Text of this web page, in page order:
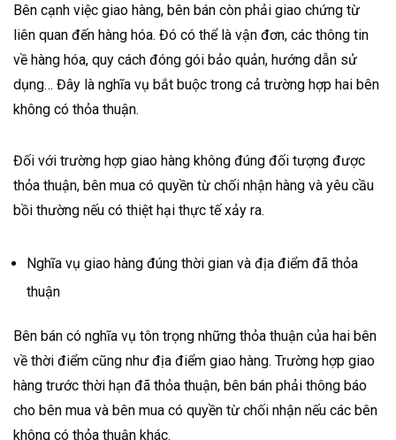
Bên cạnh việc giao hàng, bên bán còn phải giao chứng từ
liên quan đến hàng hóa. Đó có thể là vận đơn, các thông tin
về hàng hóa, quy cách đóng gói bảo quản, hướng dẫn sử
dụng… Đây là nghĩa vụ bắt buộc trong cả trường hợp hai bên
không có thỏa thuận.
Đối với trường hợp giao hàng không đúng đối tượng được
thỏa thuận, bên mua có quyền từ chối nhận hàng và yêu cầu
bồi thường nếu có thiệt hại thực tế xảy ra.
Nghĩa vụ giao hàng đúng thời gian và địa điểm đã thỏa
thuận
Bên bán có nghĩa vụ tôn trọng những thỏa thuận của hai bên
về thời điểm cũng như địa điểm giao hàng. Trường hợp giao
hàng trước thời hạn đã thỏa thuận, bên bán phải thông báo
cho bên mua và bên mua có quyền từ chối nhận nếu các bên
không có thỏa thuận khác.